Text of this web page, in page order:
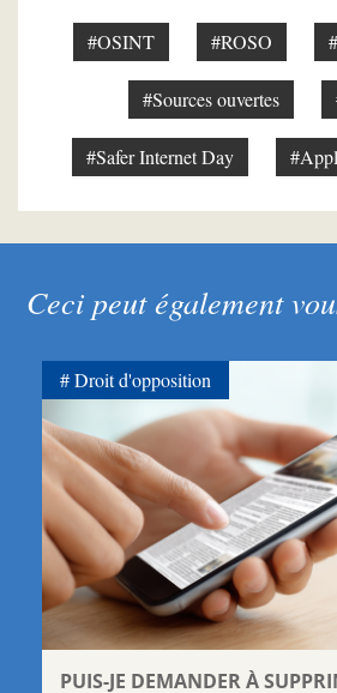
#OSINT #ROSO
#Sources ouvertes
#Safer Internet Day
Ceci peut également
PUIS-JE DEMANDER À
Droit d'opposition